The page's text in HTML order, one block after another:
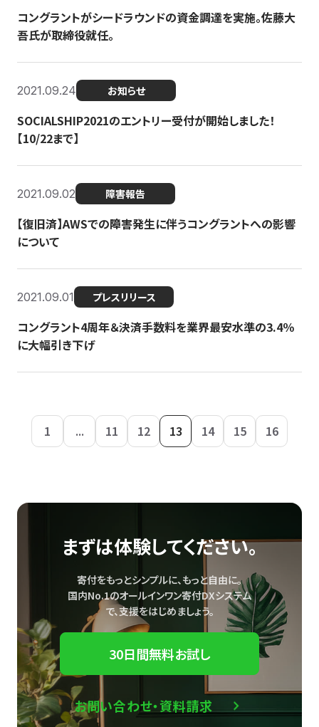
コングラントがシードラウンドの資金調達を実施。佐藤大
吾氏が取締役就任。
2021.09.24 お知らせ
SOCIALSHIP2021のエントリー受付が開始しました！
【10/22まで】
2021.09.02 障害報告
【復旧済】AWSでの障害発生に伴うコングラントへの影響
について
2021.09.01 プレスリリース
コングラント4周年＆決済手数料を業界最安水準の3.4％
に大幅引き下げ
1 ... 11 12 13 14 15 16
まずは体験してください。
寄付をもっとシンプルに、もっと自由に。
国内No.1のオールインワン寄付DXシステム
で、支援をはじめましょう。
30日間無料お試し
お問い合わせ・資料請求